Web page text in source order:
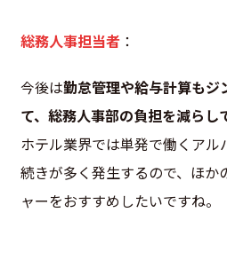
総務人事担当者 ：
今後は勤怠管理や給与計算もジ
て、総務人事部の負担を減らし
ホテル業界では単発で働くア
続きが多く発生するので、ほか
ャーをおすすめしたいですね。